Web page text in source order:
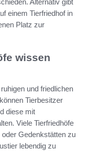
einem Tierfriedhof in
Platz zur
wissen
und friedlichen
Tierbesitzer
diese mit
Viele Tierfriedhöfe
Gedenkstätten zu
lebendig zu